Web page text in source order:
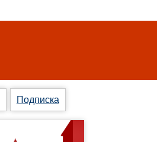
Подписка